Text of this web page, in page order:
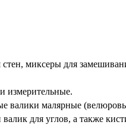
миксеры для
измерительные.
валики малярные
для углов, а также